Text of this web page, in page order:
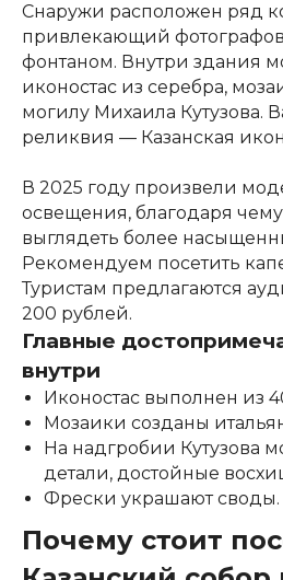
Снаружи расположен ряд
привлекающий
фонтаном. Внутри здания
иконостас из серебра,
могилу Михаила Кутузова.
реликвия — Казанская
В 2025 году произвели
освещения, благодаря
выглядеть более
Рекомендуем посетить
Туристам предлагаются
200 рублей.
Главные
внутри
Иконостас выполнен из
Мозаики созданы
На надгробии Кутузова
детали, достойные
Фрески украшают своды.
Почему стоит